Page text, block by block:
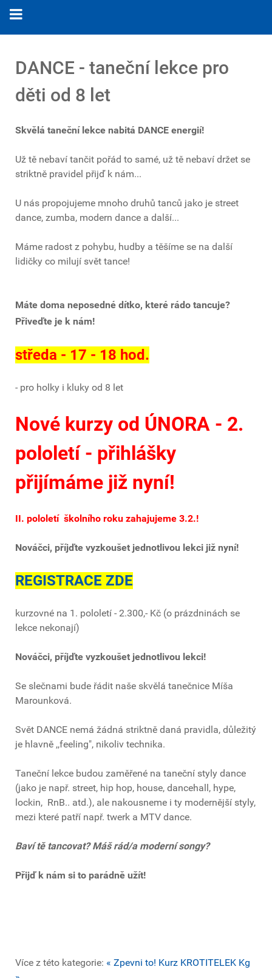
DANCE - taneční lekce pro
děti od 8 let
Skvělá taneční lekce nabitá DANCE energií!
Už tě nebaví tančit pořád to samé, už tě nebaví držet se
striktně pravidel přijď k nám...
U nás propojujeme mnoho druhů tanců jako je street
dance, zumba, modern dance a další...
Máme radost z pohybu, hudby a těšíme se na další
lidičky co milují svět tance!
Máte doma neposedné dítko, které rádo tancuje?
Přiveďte je k nám!
středa - 17 - 18 hod.
- pro holky i kluky od 8 let
Nové kurzy od ÚNORA - 2.
pololetí - přihlášky
přijímáme již nyní!
II. pololetí školního roku zahajujeme 3.2.!
Nováčci, příjďte vyzkoušet jednotlivou lekci již nyní!
REGISTRACE ZDE
kurzovné na 1. pololetí - 2.300,- Kč (o prázdninách se
lekce nekonají)
Nováčci, příjďte vyzkoušet jednotlivou lekci!
Se slečnami bude řádit naše skvělá tanečnice Míša
Marounková.
Svět DANCE nemá žádná striktně daná pravidla, důležitý
je hlavně ,,feeling", nikoliv technika.
Taneční lekce budou zaměřené na taneční styly dance
(jako je např. street, hip hop, house, dancehall, hype,
lockin, RnB.. atd.), ale nakousneme i ty modernější styly,
mezi které patří např. twerk a MTV dance.
Baví tě tancovat? Máš rád/a moderní songy?
Přijď k nám si to parádně užít!
Více z této kategorie: « Zpevni to! Kurz KROTITELEK Kg